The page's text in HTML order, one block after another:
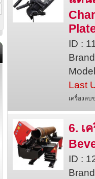
ID :
Last
เครื่องล
6. เ
ID :